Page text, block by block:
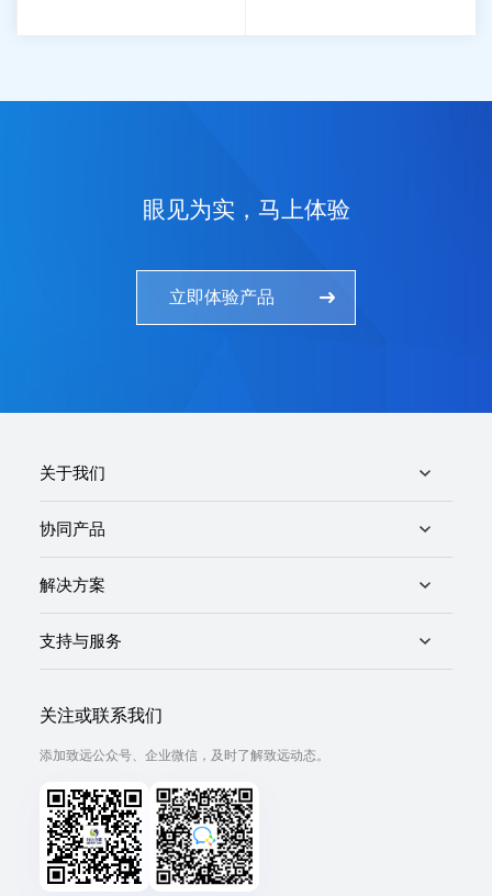
眼见为实，马上体验
立即体验产品
关于我们
协同产品
解决方案
支持与服务
关注或联系我们
添加致远公众号、企业微信，及时了解致远动态。